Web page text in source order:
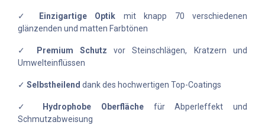
✓ Einzigartige Optik​ mit knapp 70 verschiedenen
glänzenden und matten Farbtönen
✓ Premium Schutz vor Steinschlägen, Kratzern und
Umwelteinflüssen
✓ Selbstheilend dank des hochwertigen Top-Coatings
✓ Hydrophobe Oberfläche für Abperleffekt und
Schmutzabweisung